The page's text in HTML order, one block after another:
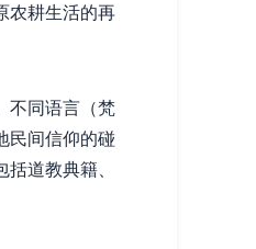
农耕生活的再
不同语言（梵
民间信仰的碰
道教典籍、